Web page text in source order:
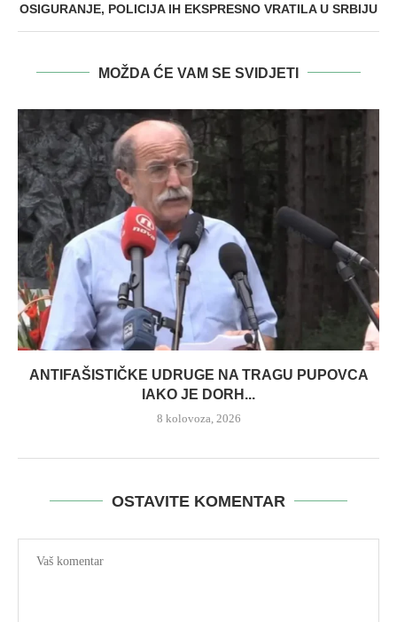
OSIGURANJE, POLICIJA IH EKSPRESNO VRATILA U SRBIJU
MOŽDA ĆE VAM SE SVIDJETI
ANTIFAŠISTIČKE UDRUGE NA TRAGU PUPOVCA
IAKO JE DORH...
8 kolovoza, 2026
OSTAVITE KOMENTAR